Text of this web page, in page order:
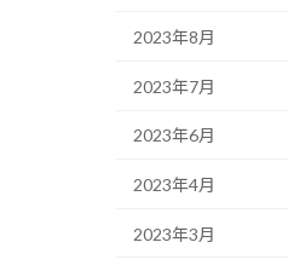
2023年8月
2023年7月
2023年6月
2023年4月
2023年3月